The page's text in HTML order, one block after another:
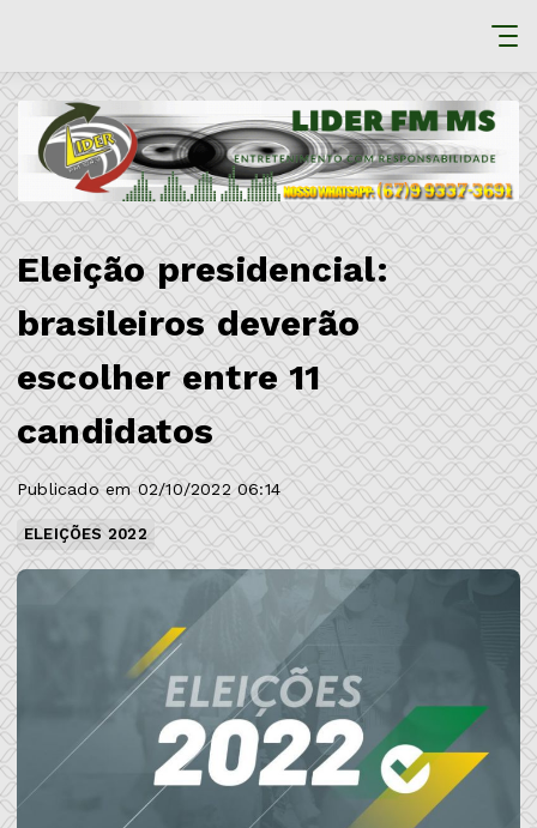
Eleição presidencial:
brasileiros deverão
escolher entre 11
candidatos
Publicado em 02/10/2022 06:14
ELEIÇÕES 2022